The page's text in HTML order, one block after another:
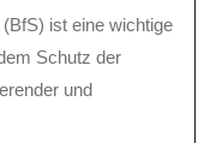
ist eine wichtige
Schutz der
und